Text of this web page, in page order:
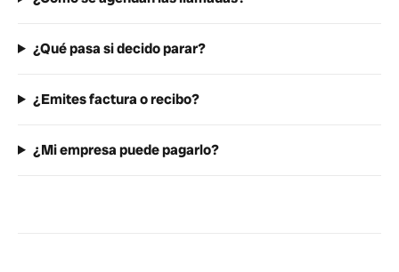
¿Qué pasa si decido parar?
¿Emites factura o recibo?
¿Mi empresa puede pagarlo?